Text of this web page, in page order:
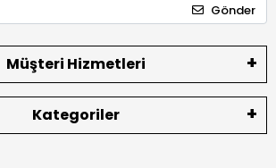
Gönder
Müşteri Hizmetleri
Kategoriler